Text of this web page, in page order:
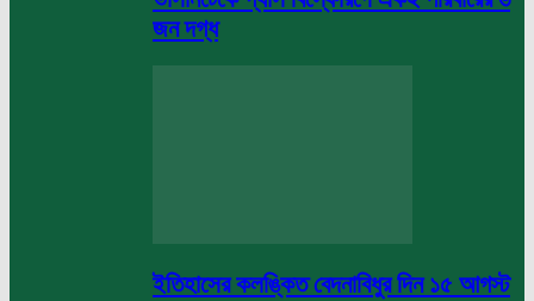
জন দগ্ধ
ইতিহাসের কলঙ্কিত বেদনাবিধুর দিন ১৫ আগস্ট